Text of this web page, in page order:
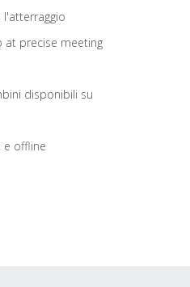
at precise meeting
disponibili su
e offline